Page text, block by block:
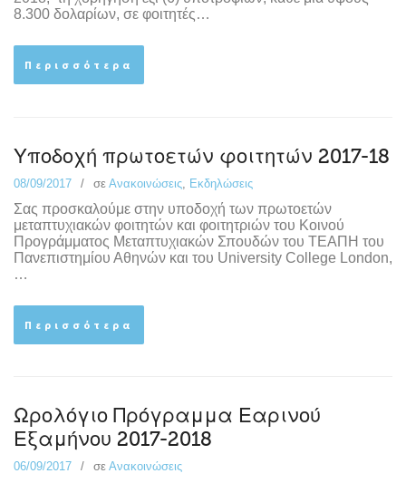
8.300 δολαρίων, σε φοιτητές…
Περισσότερα
Υποδοχή πρωτοετών φοιτητών 2017-18
08/09/2017 σε Ανακοινώσεις Εκδηλώσεις
Σας προσκαλούμε στην υποδοχή των πρωτοετών
μεταπτυχιακών φοιτητών και φοιτητριών του Κοινού
Προγράμματος Μεταπτυχιακών Σπουδών του ΤΕΑΠΗ του
Πανεπιστημίου Αθηνών και του University College London,
…
Περισσότερα
Ωρολόγιο Πρόγραμμα Εαρινού
Εξαμήνου 2017-2018
06/09/2017 σε Ανακοινώσεις